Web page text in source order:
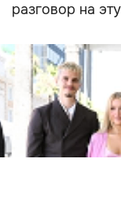
разговор на